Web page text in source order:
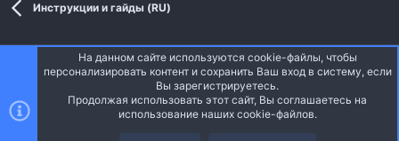
Инструкции и гайды (RU)
Style and add-ons by ThemeHouse
Перевод от Jumuro ®
Запросы 15 Время 0.0382s Память 3.56MB
Верх
На данном сайте используются cookie-файлы, чтобы
персонализировать контент и сохранить Ваш вход в систему, если
Вы зарегистрируетесь.
Продолжая использовать этот сайт, Вы соглашаетесь на
использование наших cookie-файлов.